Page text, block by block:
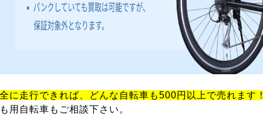
に走行できれば、どんな自転車も500円以上で売れます
用自転車もご相談下さい。